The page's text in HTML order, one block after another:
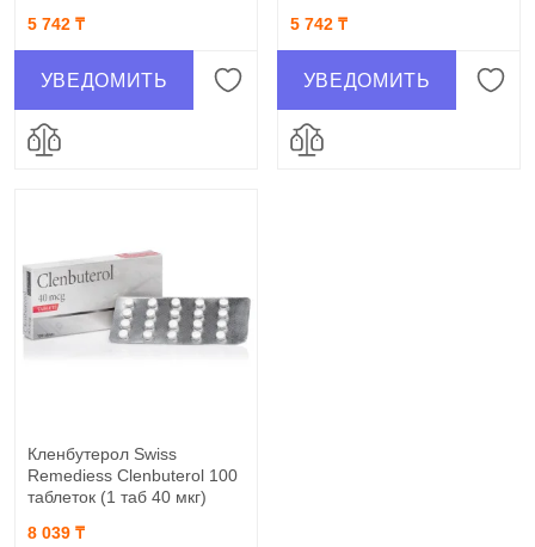
5 742 ₸
УВЕДОМИТЬ
5 742 ₸
УВЕДОМИТЬ
Кленбутерол Swiss
Remediess Clenbuterol 100
таблеток (1 таб 40 мкг)
8 039 ₸